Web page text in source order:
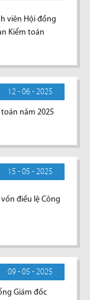
viên Hội đồng
Kiểm toán
12 - 06 - 2025
toán năm 2025
15 - 05 - 2025
điều lệ Công
09 - 05 - 2025
Giám đốc